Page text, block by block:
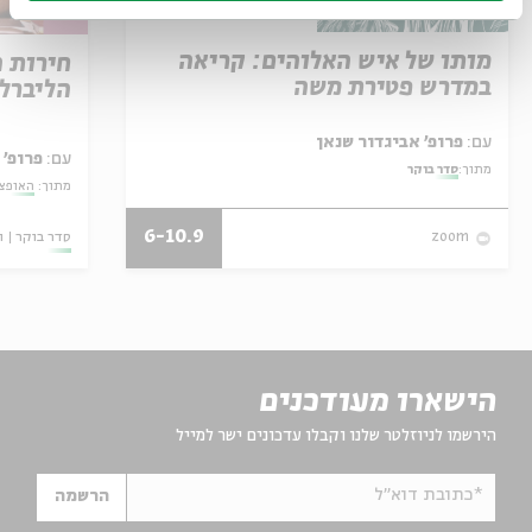
מותו של איש האלוהים: קריאה
במדרש פטירת משה
עם:
מתוך:סדר בוקר
zoom
6-10.9
עם: פרופ'
מתוך:
סדר בוקר
הישארו מעודכנים
הירשמו לניוזלטר שלנו וקבלו עדכונים ישר למייל
*כתובת דוא"ל הרשמה